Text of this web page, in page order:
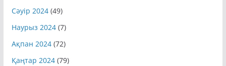
Сәуір 2024(49)
Наурыз 2024(7)
Ақпан 2024(72)
Қаңтар 2024(79)